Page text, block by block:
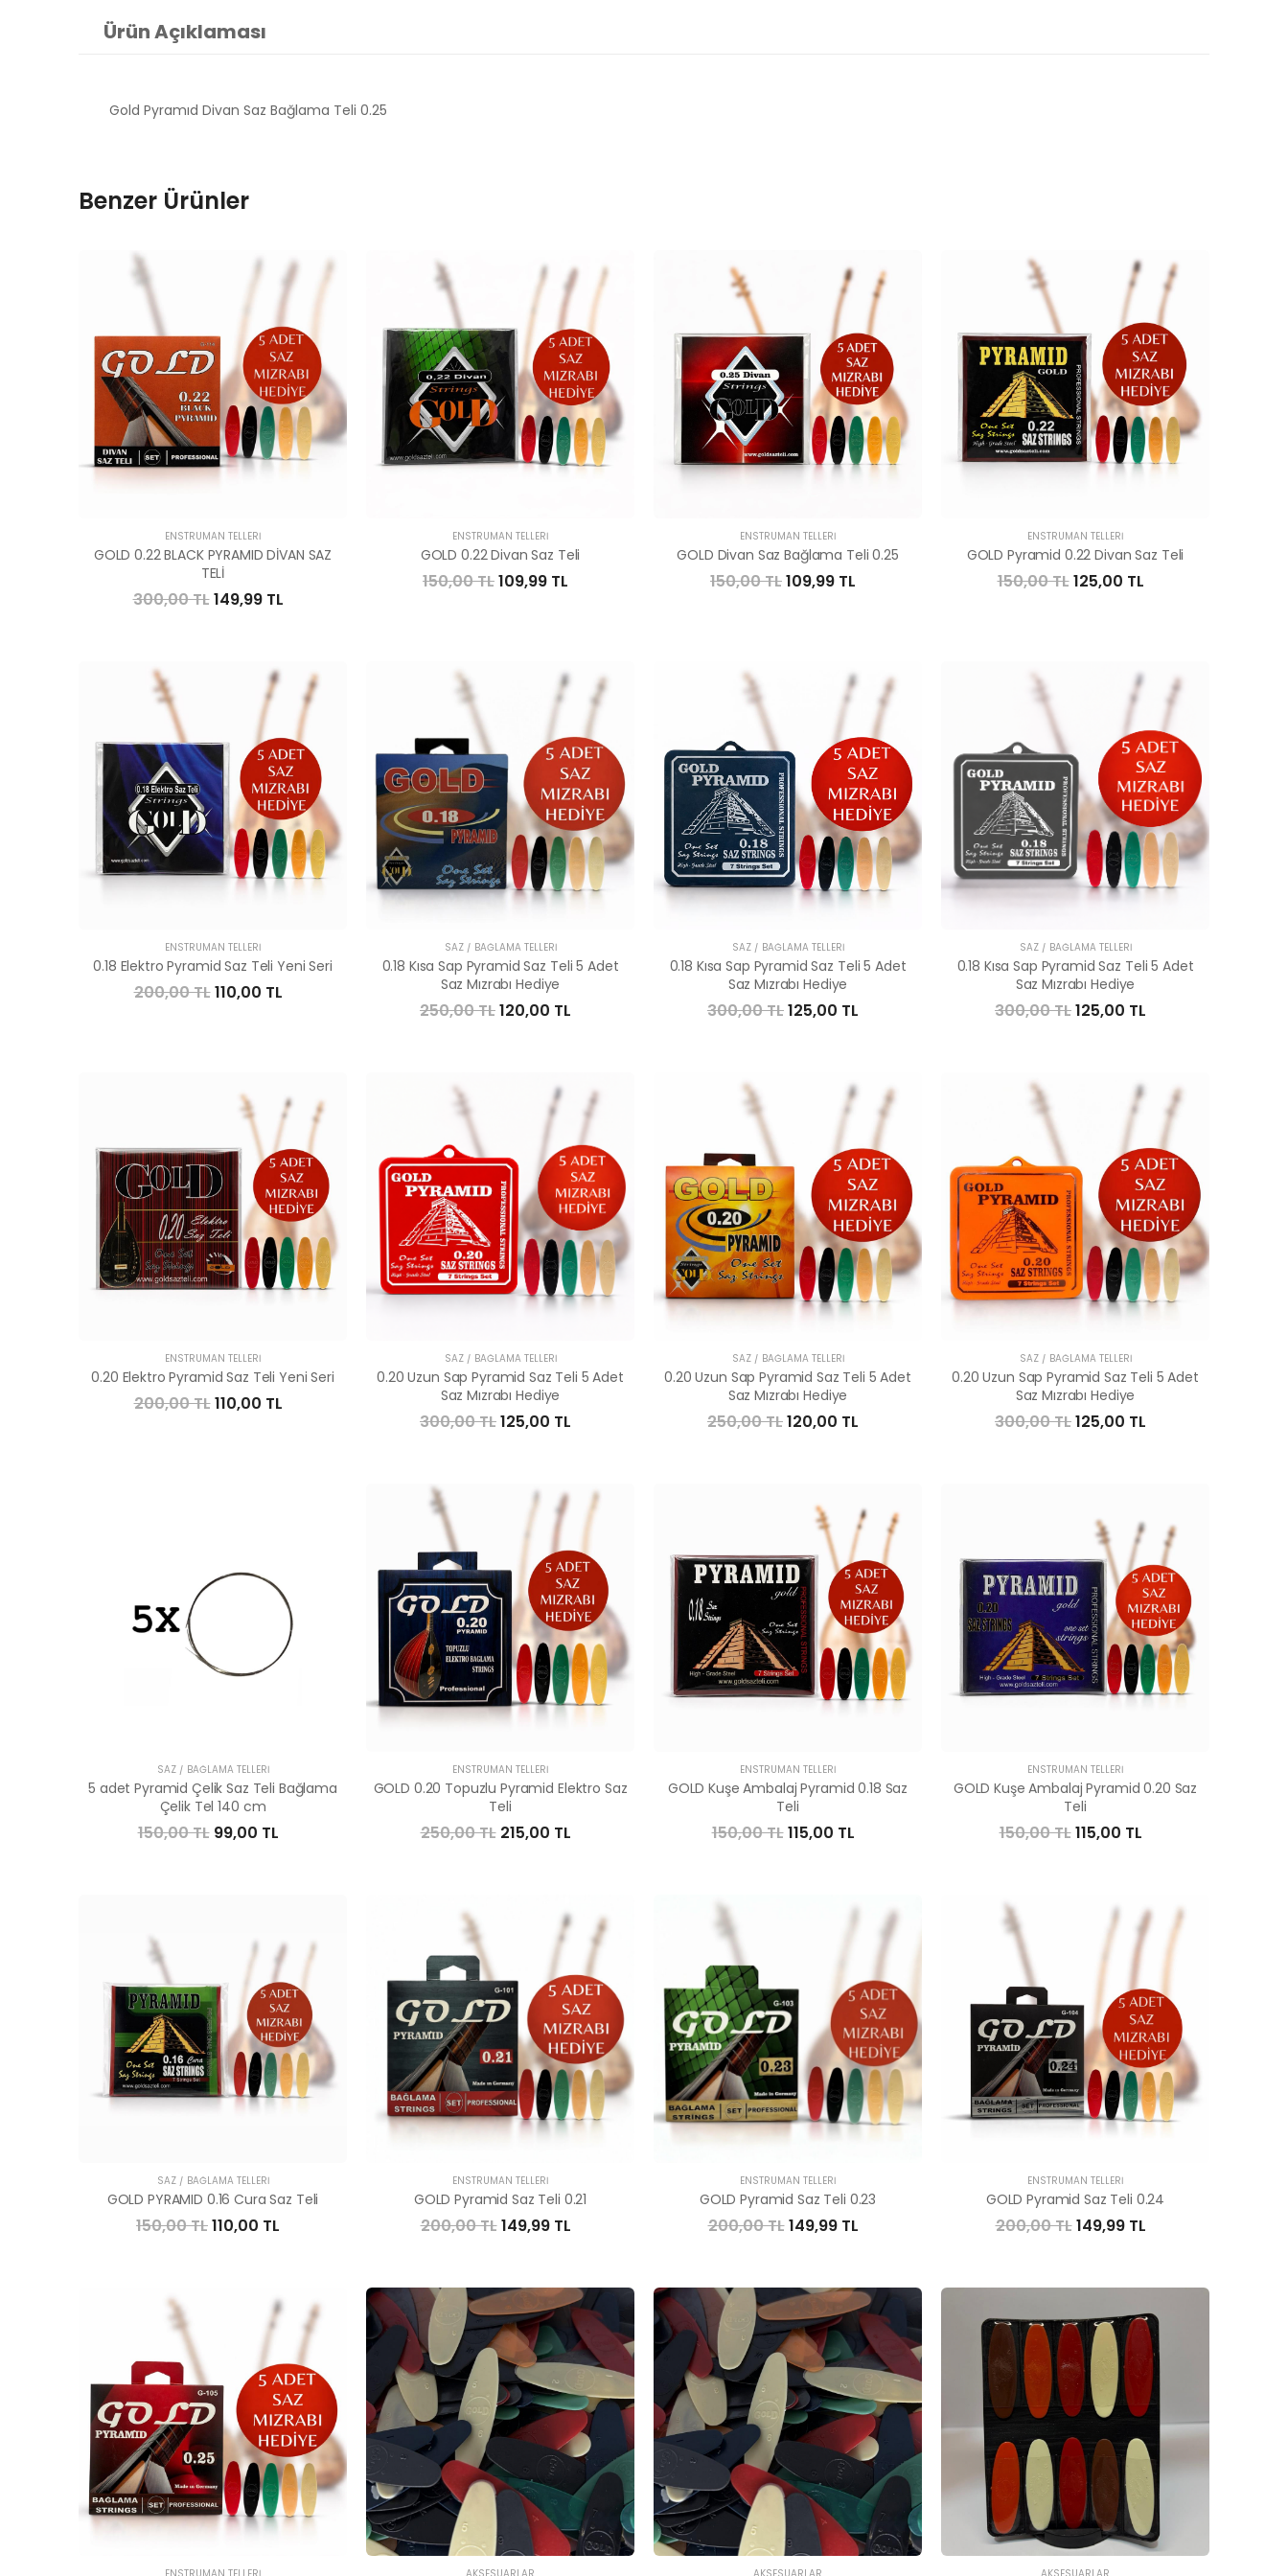
Ürün Açıklaması
Gold Pyramıd Divan Saz Bağlama Teli 0.25
Benzer Ürünler
ENSTRÜMAN TELLERI
GOLD 0.22 BLACK PYRAMID DİVAN SAZ
TELİ
300,00 TL149,99 TL
ENSTRÜMAN TELLERI
GOLD 0.22 Divan Saz Teli
150,00 TL109,99 TL
ENSTRÜMAN TELLERI
GOLD Divan Saz Bağlama Teli 0.25
150,00 TL109,99 TL
ENSTRÜMAN TELLERI
GOLD Pyramid 0.22 Divan Saz Teli
150,00 TL125,00 TL
ENSTRÜMAN TELLERI
0.18 Elektro Pyramid Saz Teli Yeni Seri
200,00 TL110,00 TL
SAZ / BAĞLAMA TELLERI
0.18 Kısa Sap Pyramid Saz Teli 5 Adet
Saz Mızrabı Hediye
250,00 TL120,00 TL
SAZ / BAĞLAMA TELLERI
0.18 Kısa Sap Pyramid Saz Teli 5 Adet
Saz Mızrabı Hediye
300,00 TL125,00 TL
SAZ / BAĞLAMA TELLERI
0.18 Kısa Sap Pyramid Saz Teli 5 Adet
Saz Mızrabı Hediye
300,00 TL125,00 TL
ENSTRÜMAN TELLERI
0.20 Elektro Pyramid Saz Teli Yeni Seri
200,00 TL110,00 TL
SAZ / BAĞLAMA TELLERI
0.20 Uzun Sap Pyramid Saz Teli 5 Adet
Saz Mızrabı Hediye
300,00 TL125,00 TL
SAZ / BAĞLAMA TELLERI
0.20 Uzun Sap Pyramid Saz Teli 5 Adet
Saz Mızrabı Hediye
250,00 TL120,00 TL
SAZ / BAĞLAMA TELLERI
0.20 Uzun Sap Pyramid Saz Teli 5 Adet
Saz Mızrabı Hediye
300,00 TL125,00 TL
SAZ / BAĞLAMA TELLERI
5 adet Pyramid Çelik Saz Teli Bağlama
Çelik Tel 140 cm
150,00 TL 99,00 TL
ENSTRÜMAN TELLERI
GOLD 0.20 Topuzlu Pyramid Elektro Saz
Teli
250,00 TL 215,00 TL
ENSTRÜMAN TELLERI
GOLD Kuşe Ambalaj Pyramid 0.18 Saz
Teli
150,00 TL115,00 TL
ENSTRÜMAN TELLERI
GOLD Kuşe Ambalaj Pyramid 0.20 Saz
Teli
150,00 TL115,00 TL
SAZ / BAĞLAMA TELLERI
GOLD PYRAMID 0.16 Cura Saz Teli
150,00 TL110,00 TL
ENSTRÜMAN TELLERI
GOLD Pyramid Saz Teli 0.21
200,00 TL149,99 TL
ENSTRÜMAN TELLERI
GOLD Pyramid Saz Teli 0.23
200,00 TL149,99 TL
ENSTRÜMAN TELLERI
GOLD Pyramid Saz Teli 0.24
200,00 TL149,99 TL